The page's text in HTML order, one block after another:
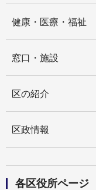
健康・医療・福祉
窓口・施設
区の紹介
区政情報
各区役所ページ